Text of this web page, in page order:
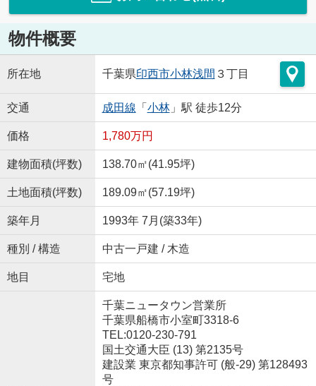
物件概要
所在地 千葉県印西市小林浅間 ３丁目
交通 成田線 「 小林」駅 徒歩12分
価格 1,780万円
建物面積(坪数) 138.70㎡(41.95坪)
土地面積(坪数) 189.09㎡(57.19坪)
築年月 1993年 7月(築33年)
種別 / 構造 中古一戸建 / 木造
地目 宅地
千葉ニュータウン営業所
千葉県船橋市小室町3318-6
TEL:0120-230-791
国土交通大臣 (13) 第2135号
建設業 東京都知事許可 (般-29) 第128493
号